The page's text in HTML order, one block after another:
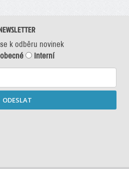
k odběru novinek
Interní
ODESLAT